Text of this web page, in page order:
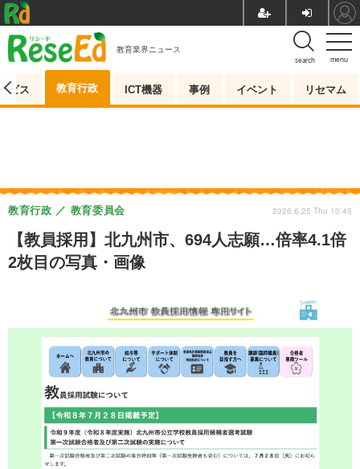
menu
search
教育業界ニュース
ビス 教育行政 ICT機器 事例 イベント リセマム
【教員採用】北九州市、694人志願…倍率4.1倍
2枚目の写真・画像
教育行政 教育委員会 2026.6.25 Thu 10:45